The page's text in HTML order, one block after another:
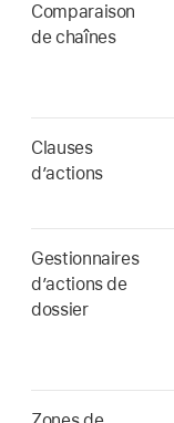
Comparaison
de chaînes
Clauses
d’actions
Gestionnaires
d’actions de
dossier